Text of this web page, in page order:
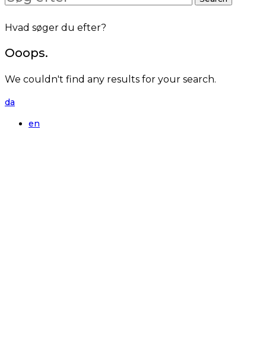
for:
Hvad søger du efter?
Ooops.
We couldn't find any results for your search.
da
en